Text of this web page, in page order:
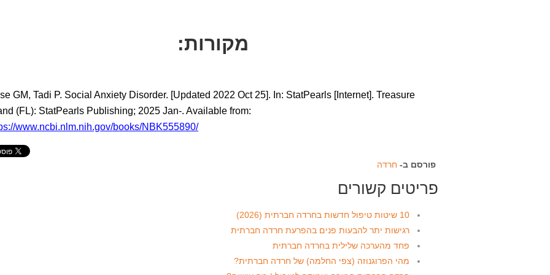
מקורות:
GM, Tadi P. Social Anxiety Disorder. [Updated 2022 Oct 25]. In: StatPearls [Internet]. Treasure
(FL): StatPearls Publishing; 2025 Jan-. Available from:
www.ncbi.nlm.nih.gov/books/NBK555890/
פורסם ב- חרדה
פריטים קשורים
10 שיטות טיפול חדשות בחרדה חברתית (2026)
רגישות יתר להבעות פנים בהפרעת חרדה חברתית
פחד מהערכה שלילית בחרדה חברתית
מהי הפרוגנוזה (צפי החלמה) של חרדה חברתית?